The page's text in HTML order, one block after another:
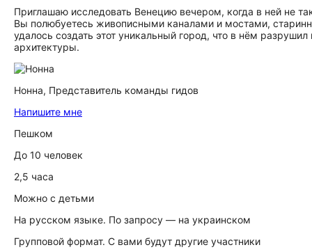
Приглашаю исследовать Венецию вечером, когда в ней не
Вы полюбуетесь живописными каналами и мостами,
удалось создать этот уникальный город, что в нём
архитектуры.
Нонна, Представитель команды гидов
Напишите мне
Пешком
До 10 человек
2,5 часа
Можно с детьми
На русском языке. По запросу — на украинском
Групповой формат. С вами будут другие участники